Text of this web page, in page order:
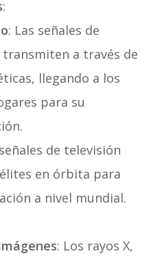
:
: Las señales de
a través de
llegando a los
para su
de televisión
en órbita para
a nivel mundial.
: Los rayos X,